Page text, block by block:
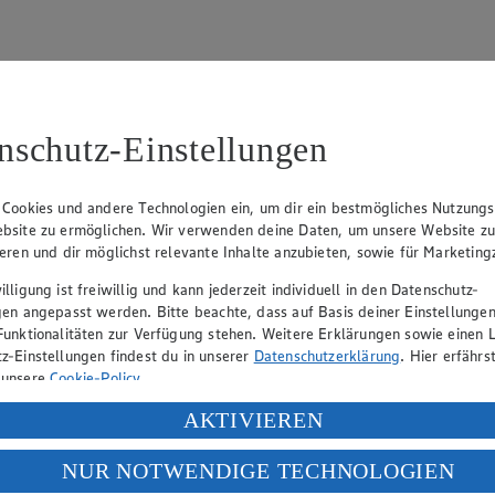
(Geschäftsführer), Christian Remy (Geschäftsführer), Stefan
gewährt Ihnen jedoch das Recht, den auf dieser Website
und Vervielfältigung von Bildmaterial oder Grafiken aus
verantwortlich. Firma und Anschriften unserer
hin, dass wir nicht an einem Streitbeilegungsverfahren vor einer
Einstellungen
und andere Technologien ein, um dir ein bestmögliches
zu ermöglichen. Wir verwenden deine Daten, um unsere Website zu
und dir möglichst relevante Inhalte anzubieten, sowie für
ist freiwillig und kann jederzeit individuell in den Datenschutz-
angepasst werden. Bitte beachte, dass auf Basis deiner
zur Verfügung stehen. Weitere Erklärungen sowie einen
Einstellungen findest du in unserer Datenschutzerklärung. Hier
Cookie-Policy.
deiner personenbezogenen Daten in den USA durch Facebook und
„Aktivieren“ klickst, willigst du im Sinne des Art. 49 Abs. 1 Satz 1 lit.
Daten in den USA verarbeitet werden. Der EuGH sieht die USA als
AKTIVIEREN
NUR NOTWENDIGE TECHNOLOGIEN